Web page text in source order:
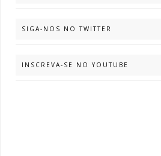
SIGA-NOS NO TWITTER
INSCREVA-SE NO YOUTUBE